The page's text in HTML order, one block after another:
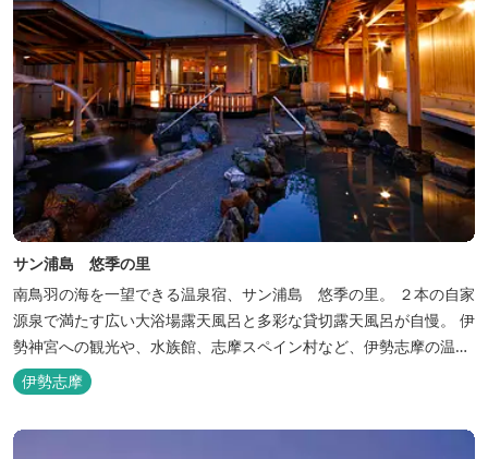
サン浦島 悠季の里
南鳥羽の海を一望できる温泉宿、サン浦島 悠季の里。 ２本の自家
源泉で満たす広い大浴場露天風呂と多彩な貸切露天風呂が自慢。 伊
勢神宮への観光や、水族館、志摩スペイン村など、伊勢志摩の温泉
旅行に お料理は伊勢志摩ならではの味覚が四季折々の旅を彩りま
す。 ～大浴場「まろびね庵」～ 敷地内より湧出する二つの源泉
伊勢志摩